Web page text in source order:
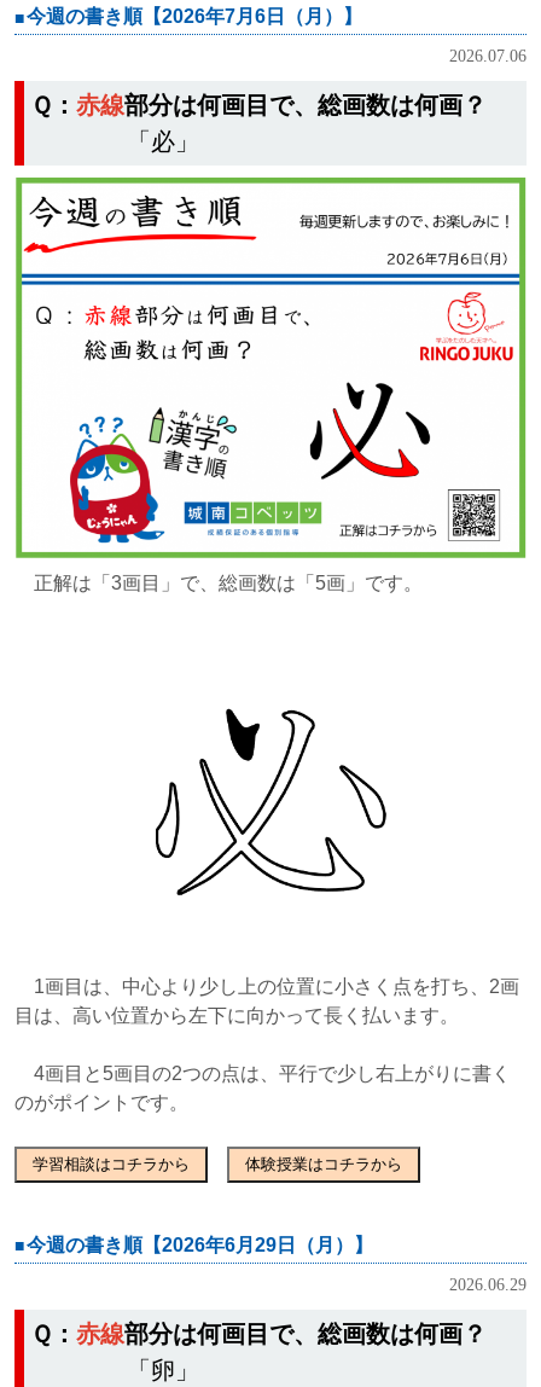
今週の書き順【2026年7月6日（月）】
2026.07.06
Ｑ： 赤線部分は何画目で、総画数は何画？
「必」
正解は 「3画目」で、総画数は「5画」です。
1画目は、中心より少し上の位置に小さく点を打ち、2画
目は、高い位置から左下に向かって長く払います。
4画目と5画目の2つの点は、平行で少し右上がりに書く
のがポイントです。
学習相談はコチラから 体験授業はコチラから
今週の書き順【2026年6月29日（月）】
2026.06.29
Ｑ： 赤線部分は何画目で、総画数は何画？
「卵」